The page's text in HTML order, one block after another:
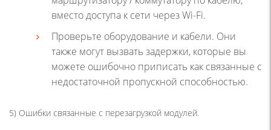
вместо доступа к сети через Wi-Fi.
Проверьте оборудование и кабели. Они
также могут вызвать задержки, которые вы
можете ошибочно приписать как связанные с
недостаточной пропускной способностью.
5) Ошибки связанные с перезагрузкой модулей.